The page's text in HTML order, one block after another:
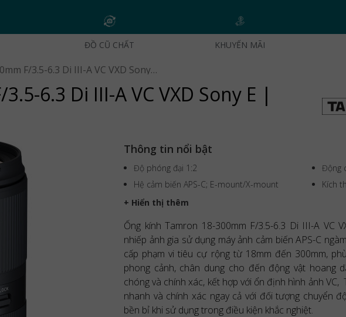
ĐỒ CŨ CHẤT KHUYẾN MÃI
Ống Kính Tamron 18-300mm F/3.5-6.3 Di III-A VC VXD Sony E | Chính Hãng
6.3 Di III-A VC VXD Sony E |
Thông tin nổi bật
Độ phóng đại 1:2
Động
Hệ cảm biến APS-C; E-mount/X-mount
Kích
+ Hiển thị thêm
Ống kính Tamron 18-300mm F/3.5-6.3 Di III-A VC
nhiếp ảnh gia sử dụng máy ảnh cảm biến APS-C
cấp phạm vi tiêu cự rộng từ 18mm đến 300mm,
phong cảnh, chân dung cho đến động vật hoang
chóng và chính xác, kết hợp với ổn định hình ảnh
nhanh và chính xác ngay cả với đối tượng chuyển
bền bỉ khi sử dụng trong điều kiện khắc nghiệt.